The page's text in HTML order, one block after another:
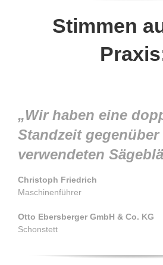
Stimmen
„Wir haben eine
Standzeit gegenüber
verwendeten
Christoph Friedrich
Maschinenführer
Otto Ebersberger GmbH & Co. KG
Schonstett